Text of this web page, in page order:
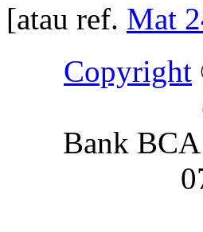
[atau ref. Mat
Copyright
Bank